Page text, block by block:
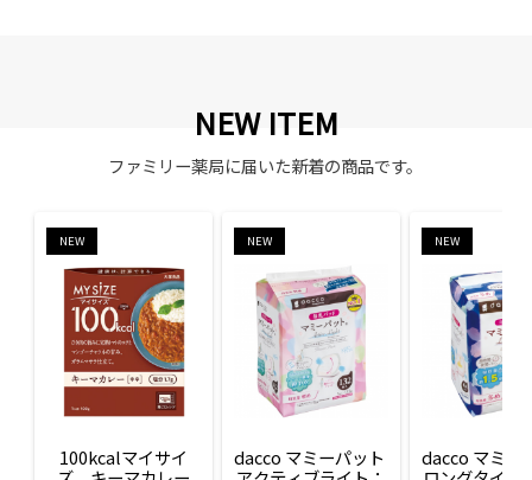
NEW ITEM
ファミリー薬局に届いた新着の商品です。
NEW
100kcalマイサイ
NEW
dacco マミーパット
NEW
dacco マミー